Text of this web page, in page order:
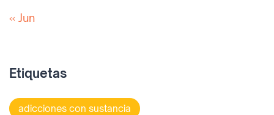
« Jun
Etiquetas
adicciones con sustancia